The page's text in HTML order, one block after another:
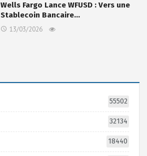
Wells Fargo Lance WFUSD : Vers une
Stablecoin Bancaire…
13/03/2026
55502
32134
18440